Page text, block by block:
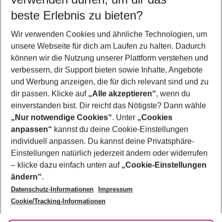
5-8 Nächte
2 Erwachsene Keine Kinder
Mehr Filter anzeigen
Footer
Footer navigation
Über uns
AGB
Bestpreisgarantie
Cookie-Einstellungen ändern
Cookie-Richtlinie
Agenturbetreuung
Barrierefreies Reisen
Folge uns
beste Erlebnis zu bieten?
Wir verwenden Cookies und ähnliche Technologien, um
unsere Webseite für dich am Laufen zu halten. Dadurch
können wir die Nutzung unserer Plattform verstehen und
verbessern, dir Support bieten sowie Inhalte, Angebote
und Werbung anzeigen, die für dich relevant sind und zu
dir passen. Klicke auf „Alle akzeptieren“, wenn du
einverstanden bist. Dir reicht das Nötigste? Dann wähle
„Nur notwendige Cookies“. Unter „Cookies
anpassen“ kannst du deine Cookie-Einstellungen
individuell anpassen. Du kannst deine Privatsphäre-
Einstellungen natürlich jederzeit ändern oder widerrufen
– klicke dazu einfach unten auf „Cookie-Einstellungen
ändern“.
Datenschutz-Informationen
Impressum
Cookie/Tracking-Informationen